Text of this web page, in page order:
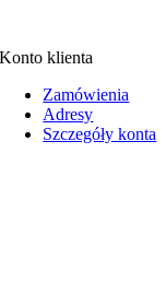
Konto klienta
Zamówienia
Adresy
Szczegóły konta